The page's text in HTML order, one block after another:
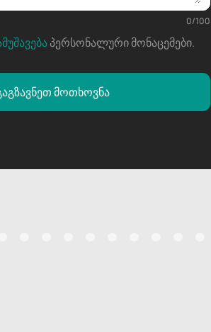
0/100
პერსონალური მონაცემები.
მოთხოვნა